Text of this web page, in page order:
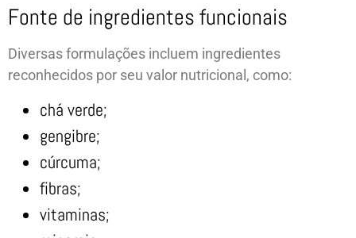
Fonte de ingredientes funcionais
Diversas formulações incluem ingredientes
reconhecidos por seu valor nutricional, como:
chá verde;
gengibre;
cúrcuma;
fibras;
vitaminas;